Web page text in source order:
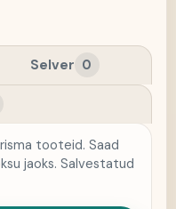
Selver 0
tooteid. Saad
jaoks. Salvestatud